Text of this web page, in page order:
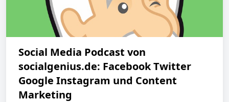
Social Media Podcast von
socialgenius.de: Facebook Twitter
Google Instagram und Content
Marketing